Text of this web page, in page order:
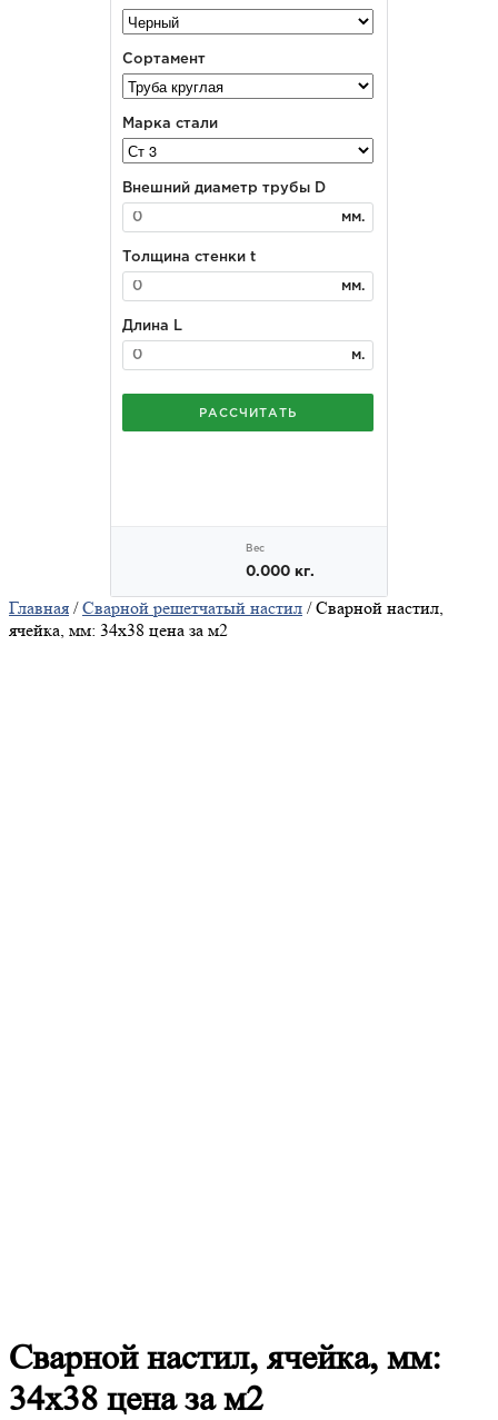
Главная /Сварной решетчатый настил / Сварной настил,
ячейка, мм: 34х38 цена за м2
Сварнойнастил, ячейка, мм:
34х38 цена за м2